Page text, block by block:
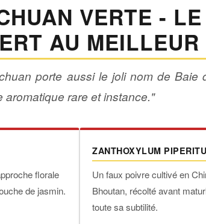
VERTE -
AU MEILLEUR
porte aussi le joli nom de
aromatique rare et instance."
florale
de jasmin.
ZANTHOXYLUM
Un faux poivre cultivé en
Bhoutan, récolté avant
toute sa subtilité.